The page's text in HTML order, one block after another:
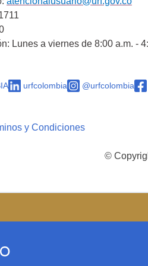
Lunes a viernes de 8:00 a.m. -
urfcolombia @urfcolombia
y Condiciones
©